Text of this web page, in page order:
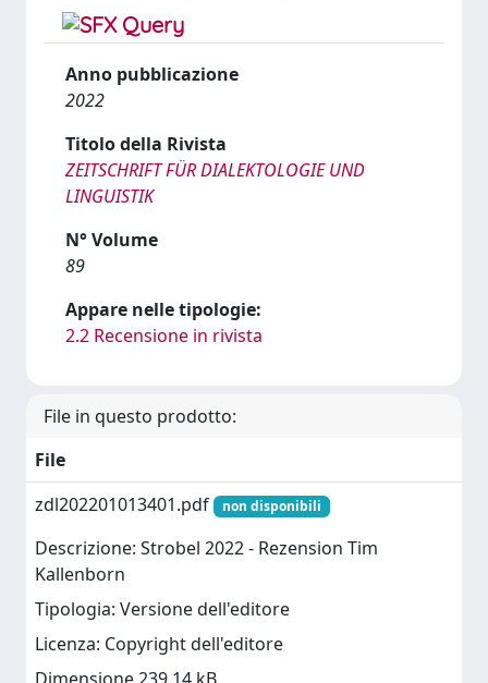
Anno pubblicazione
2022
Titolo della Rivista
ZEITSCHRIFT FÜR DIALEKTOLOGIE UND
LINGUISTIK
N° Volume
89
Appare nelle tipologie:
2.2 Recensione in rivista
File in questo prodotto:
File
zdl202201013401.pdf
non disponibili
Descrizione: Strobel 2022 - Rezension Tim
Kallenborn
Tipologia: Versione dell'editore
Licenza: Copyright dell'editore